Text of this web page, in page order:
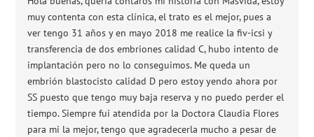
muy contenta con esta clínica, el trato es el mejor, pues a
ver tengo 31 años y en mayo 2018 me realice la fiv-icsi y
transferencia de dos embriones calidad C, hubo intento de
implantación pero no lo conseguimos. Me queda un
embrión blastocisto calidad D pero estoy yendo ahora por
SS puesto que tengo muy baja reserva y no puedo perder el
tiempo. Siempre fui atendida por la Doctora Claudia Flores
para mi la mejor, tengo que agradecerla mucho a pesar de